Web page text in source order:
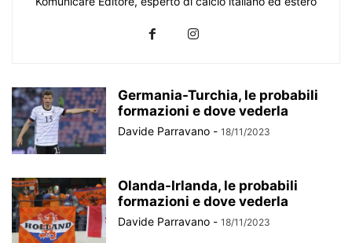
Germania-Turchia, le probabili
formazioni e dove vederla
Davide Parravano - 18/11/2023
Olanda-Irlanda, le probabili
formazioni e dove vederla
Davide Parravano - 18/11/2023